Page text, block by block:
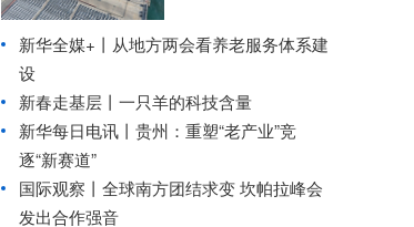
新华全媒+丨
从地方两会看养老服务体系建
设
新春走基层丨一只羊的科技含量
新华每日电讯丨 贵州：重塑“老产业”竞
逐“新赛道”
国际观察丨 全球南方团结求变 坎帕拉峰会
发出合作强音